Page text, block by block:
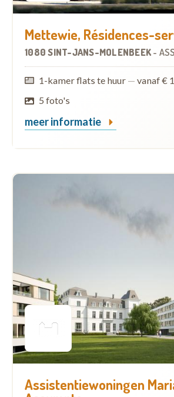
Mettewie, Résidences-
1080 SINT-JANS-MOLENBEEK -
1-kamer flats te huur — vanaf €
5 foto's
meer informatie
Assistentiewoningen